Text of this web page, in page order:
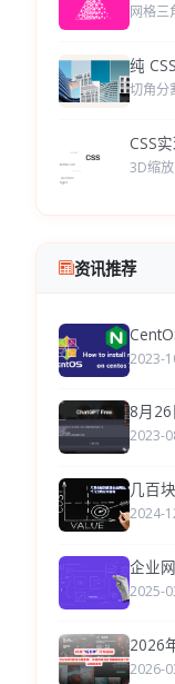
网格三
纯
切角分
CSS
3D缩放
资讯推荐
2023-
8月26
2023-
几百
2024-
企业
2025-
2026
2026-